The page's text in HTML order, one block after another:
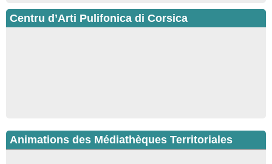
Centru d’Arti Pulifonica di Corsica
Animations des Médiathèques Territoriales